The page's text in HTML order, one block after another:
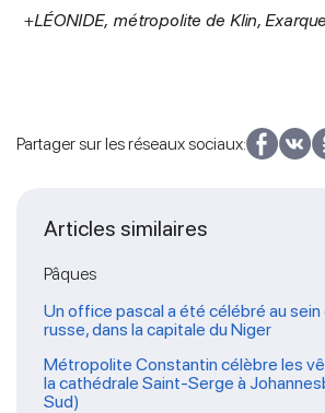
+LÉONIDE, métropolite de Klin,
Partager sur les réseaux sociaux:
Articles similaires
Pâques
Un office pascal a été célébré au sein
russe, dans la capitale du Niger
Métropolite Constantin célèbre les
la cathédrale Saint-Serge à
Sud)